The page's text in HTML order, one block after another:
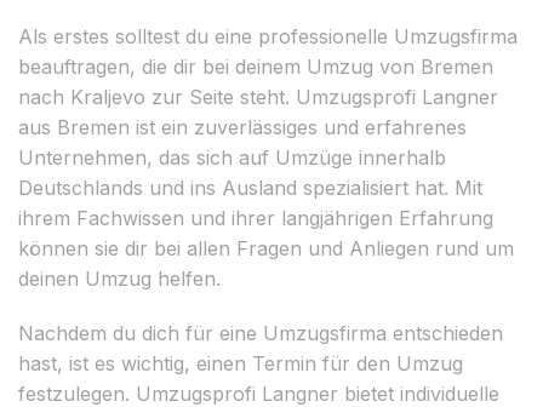
Als erstes solltest du eine professionelle Umzugsfirma
beauftragen, die dir bei deinem Umzug von Bremen
nach Kraljevo zur Seite steht. Umzugsprofi Langner
aus Bremen ist ein zuverlässiges und erfahrenes
Unternehmen, das sich auf Umzüge innerhalb
Deutschlands und ins Ausland spezialisiert hat. Mit
ihrem Fachwissen und ihrer langjährigen Erfahrung
können sie dir bei allen Fragen und Anliegen rund um
deinen Umzug helfen.
Nachdem du dich für eine Umzugsfirma entschieden
hast, ist es wichtig, einen Termin für den Umzug
festzulegen. Umzugsprofi Langner bietet individuelle